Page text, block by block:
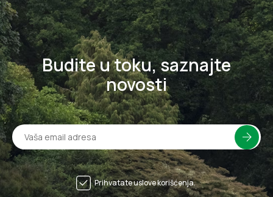
Budite u toku, saznajte
novosti
Prihvatate uslove korišćenja.